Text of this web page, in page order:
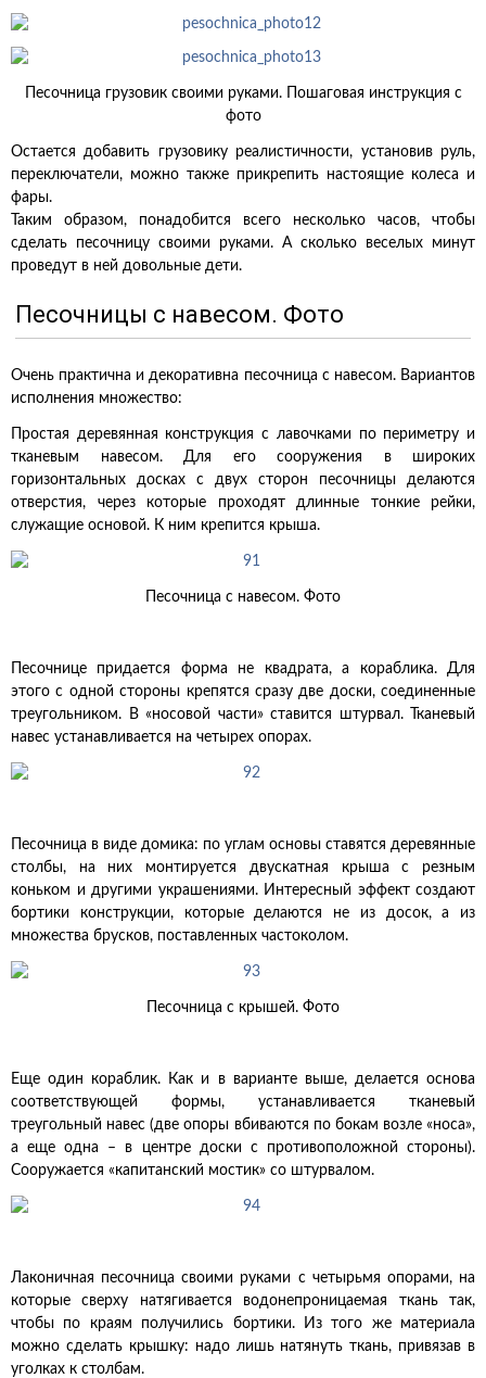
Песочница грузовик своими руками. Пошаговая инструкция с
фото
Остается добавить грузовику реалистичности, установив руль,
переключатели, можно также прикрепить настоящие колеса и
фары.
Таким образом, понадобится всего несколько часов, чтобы
сделать песочницу своими руками. А сколько веселых минут
проведут в ней довольные дети.
Песочницы с навесом. Фото
Очень практична и декоративна песочница с навесом. Вариантов
исполнения множество:
Простая деревянная конструкция с лавочками по периметру и
тканевым навесом. Для его сооружения в широких
горизонтальных досках с двух сторон песочницы делаются
отверстия, через которые проходят длинные тонкие рейки,
служащие основой. К ним крепится крыша.
Песочница с навесом. Фото
Песочнице придается форма не квадрата, а кораблика. Для
этого с одной стороны крепятся сразу две доски, соединенные
треугольником. В «носовой части» ставится штурвал. Тканевый
навес устанавливается на четырех опорах.
Песочница в виде домика: по углам основы ставятся деревянные
столбы, на них монтируется двускатная крыша с резным
коньком и другими украшениями. Интересный эффект создают
бортики конструкции, которые делаются не из досок, а из
множества брусков, поставленных частоколом.
Песочница с крышей. Фото
Еще один кораблик. Как и в варианте выше, делается основа
соответствующей формы, устанавливается тканевый
треугольный навес (две опоры вбиваются по бокам возле «носа»,
а еще одна – в центре доски с противоположной стороны).
Сооружается «капитанский мостик» со штурвалом.
Лаконичная песочница своими руками с четырьмя опорами, на
которые сверху натягивается водонепроницаемая ткань так,
чтобы по краям получились бортики. Из того же материала
можно сделать крышку: надо лишь натянуть ткань, привязав в
уголках к столбам.